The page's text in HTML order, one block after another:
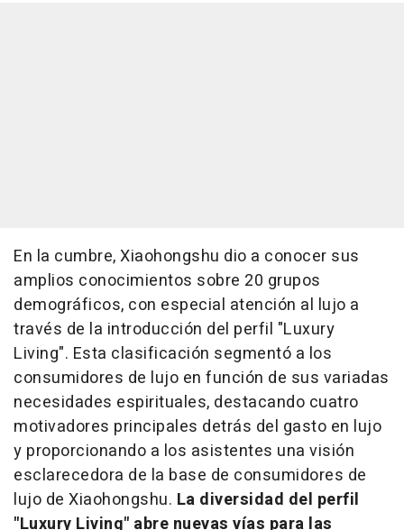
En la cumbre, Xiaohongshu dio a conocer sus
amplios conocimientos sobre 20 grupos
demográficos, con especial atención al lujo a
través de la introducción del perfil "Luxury
Living". Esta clasificación segmentó a los
consumidores de lujo en función de sus variadas
necesidades espirituales, destacando cuatro
motivadores principales detrás del gasto en lujo
y proporcionando a los asistentes una visión
esclarecedora de la base de consumidores de
lujo de Xiaohongshu. La diversidad del perfil
"Luxury Living" abre nuevas vías para las